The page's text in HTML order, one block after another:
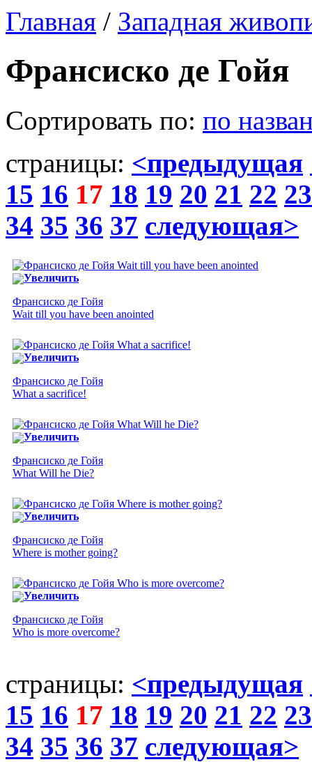
Главная / Западная
Франсиско де Гойя
Сортировать по: по
страницы: <предыдущая
15 16 17 18 19 20 21 22 23
34 35 36 37 следующая>
Увеличить
Франсиско де Гойя
Wait till you have been anointed
Увеличить
Франсиско де Гойя
What a sacrifice!
Увеличить
Франсиско де Гойя
What Will he Die?
Увеличить
Франсиско де Гойя
Where is mother going?
Увеличить
Франсиско де Гойя
Who is more overcome?
страницы: <предыдущая
15 16 17 18 19 20 21 22 23
34 35 36 37 следующая>